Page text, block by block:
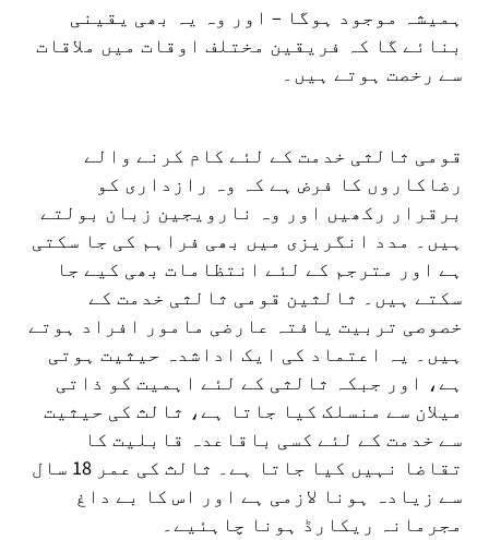
ہمیشہ موجود ہوگا – اور وہ یہ بھی یقینی
بنائے گا کہ فریقین مختلف اوقات میں ملاقات
سے رخصت ہوتے ہیں۔
قومی ثالثی خدمت کے لئے کام کرنے والے
رضاکاروں کا فرض ہے کہ وہ رازداری کو
برقرار رکھیں اور وہ نارویجین زبان بولتے
ہیں۔ مدد انگریزی میں بھی فراہم کی جا سکتی
ہے اور مترجم کے لئے انتظامات بھی کیے جا
سکتے ہیں۔ ثالثین قومی ثالثی خدمت کے
خصوصی تربیت یافتہ عارضی مامور افراد ہوتے
ہیں۔ یہ اعتماد کی ایک اداشدہ حیثیت ہوتی
ہے، اور جبکہ ثالثی کے لئے اہمیت کو ذاتی
میلان سے منسلک کیا جاتا ہے، ثالث کی حیثیت
سے خدمت کے لئے کسی باقاعدہ قابلیت کا
تقاضا نہیں کیا جاتا ہے۔ ثالث کی عمر 18 سال
سے زیادہ ہونا لازمی ہے اور اس کا بے داغ
مجرمانہ ریکارڈ ہونا چاہئیے۔